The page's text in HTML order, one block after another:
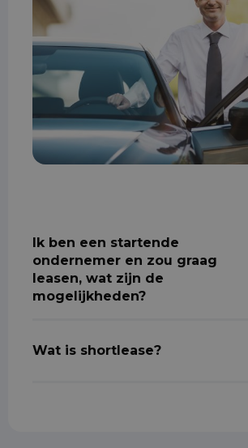
Ik ben een startende
ondernemer en zou graag
leasen, wat zijn de
mogelijkheden?
Wat is shortlease?